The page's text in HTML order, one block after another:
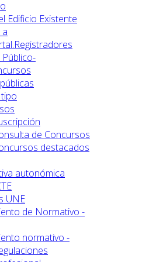
Edificio Existente
de Concursos
destacados
autonómica
UNE
de Normativo -
normativo -